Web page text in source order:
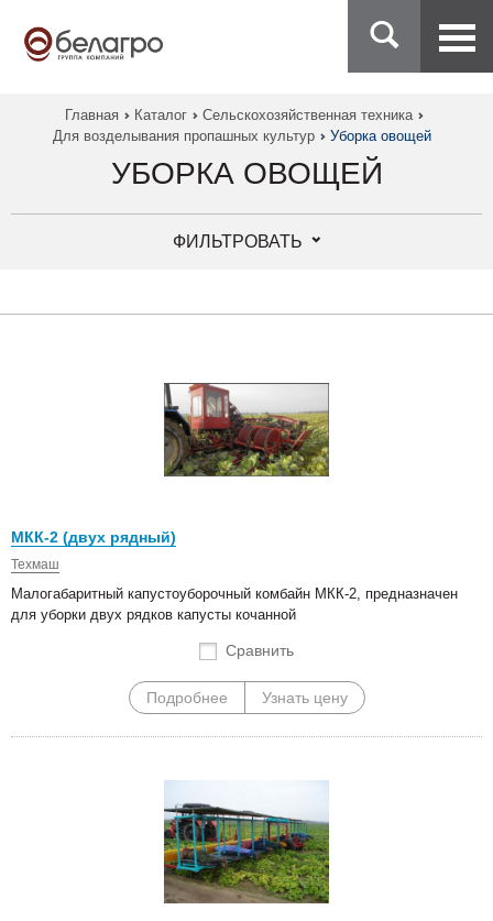
Главная Каталог
Сельскохозяйственная техника
Для возделывания пропашных культур
Уборка овощей
УБОРКА ОВОЩЕЙ
ФИЛЬТРОВАТЬ
МКК-2 (двух рядный)
Техмаш
Малогабаритный капустоуборочный комбайн МКК-2, предназначен
для уборки двух рядков капусты кочанной
Сравнить
Подробнее Узнать цену